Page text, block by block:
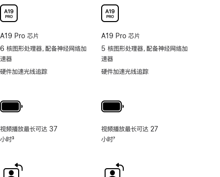
A19 Pro 芯片
6 核图形处理器，配备神经网络加
速器
硬件加速光线追踪
视频播放最长可达 37
小时3
A19 Pro 芯片
5 核图形处理器，配备神经网络加
速器
硬件加速光线追踪
视频播放最长可达 27
小时7